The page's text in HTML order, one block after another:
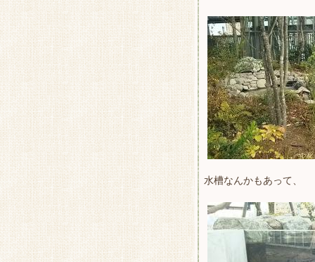
水槽なんかもあって、